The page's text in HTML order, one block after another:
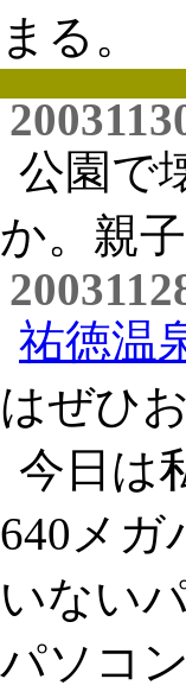
まる。
公園で
か。親
祐徳温
はぜひ
今日は
640メガ
いない
パソコ